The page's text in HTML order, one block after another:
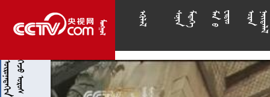
 








    









